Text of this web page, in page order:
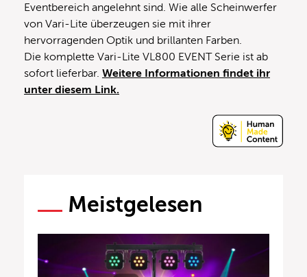
Eventbereich angelehnt sind. Wie alle Scheinwerfer
von Vari-Lite überzeugen sie mit ihrer
hervorragenden Optik und brillanten Farben.
Die komplette Vari-Lite VL800 EVENT Serie ist ab
sofort lieferbar. Weitere Informationen findet ihr
unter diesem Link.
Meistgelesen